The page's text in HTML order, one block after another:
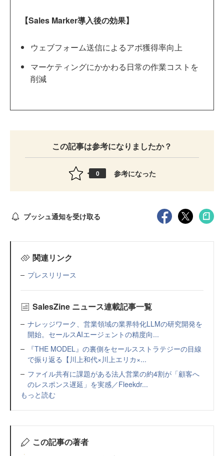
【Sales Marker導入後の効果】
ウェブフォーム送信によるアポ獲得率向上
マーケティングにかかわる日常の作業コストを
削減
この記事は参考になりましたか？
0 参考になった
プッシュ通知を受け取る
関連リンク
プレスリリース
SalesZine ニュース連載記事一覧
ナレッジワーク、営業領域の業界特化LLMの研究開発を
開始。セールスAIエージェントの精度向...
『THE MODEL』の裏側をセールスストラテジーの目線
で振り返る【川上和代×川上エリカ×...
ファイル共有に課題がある法人営業の約4割が「顧客へ
のレスポンス遅延」を実感／Fleekdr...
もっと読む
この記事の著者